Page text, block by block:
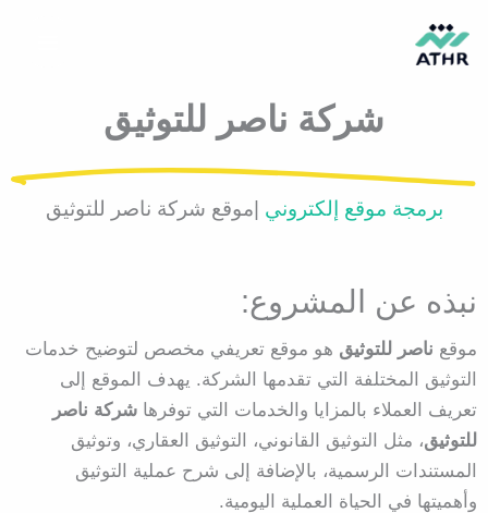
إلى
شركة ناصر للتوثيق
برمجة موقع إلكتروني |موقع شركة ناصر للتوثيق
نبذه عن المشروع:
موقع ناصر للتوثيق هو موقع تعريفي مخصص لتوضيح خدمات
التوثيق المختلفة التي تقدمها الشركة. يهدف الموقع إلى
تعريف العملاء بالمزايا والخدمات التي توفرها شركة ناصر
للتوثيق، مثل التوثيق القانوني، التوثيق العقاري، وتوثيق
المستندات الرسمية، بالإضافة إلى شرح عملية التوثيق
وأهميتها في الحياة العملية اليومية.